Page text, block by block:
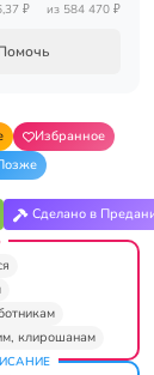
₽ из 584 470 ₽
Избранное
Сделано в
клирошанам